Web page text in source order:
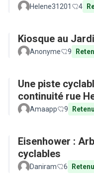
Helene31201 4
Kiosque au
Anonyme 9
Une piste
continuité rue
Amaapp 9
Eisenhower :
cyclables
Daniram 6